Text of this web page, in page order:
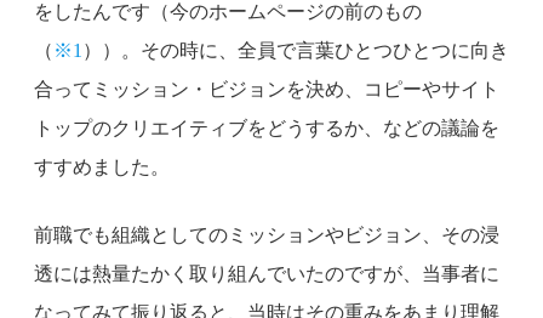
をしたんです（今のホームページの前のもの
（ ※1 ））。その時に、全員で言葉ひとつひとつに向き
合ってミッション・ビジョンを決め、コピーやサイト
トップのクリエイティブをどうするか、などの議論を
すすめました。
前職でも組織としてのミッションやビジョン、その浸
透には熱量たかく取り組んでいたのですが、当事者に
なってみて振り返ると、当時はその重みをあまり理解